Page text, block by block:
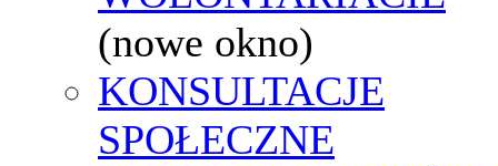
(nowe okno)
KONSULTACJE
SPOŁECZNE